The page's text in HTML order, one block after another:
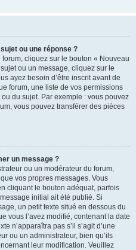
ou une réponse ?
cliquez sur le bouton « Nouveau
ou un message, cliquez sur le
ayez besoin d’être inscrit avant de
forum, une liste de vos permissions
du sujet. Par exemple : vous pouvez
vous pouvez transférer des pièces
un message ?
ou un modérateur du forum,
vos propres messages. Vous
cliquant le bouton adéquat, parfois
initial ait été publié. Si
un petit texte situé en dessous du
vous l’avez modifié, contenant la date
n’apparaîtra pas s’il s’agit d’une
ou un administrateur, bien qu’ils
leur modification. Veuillez